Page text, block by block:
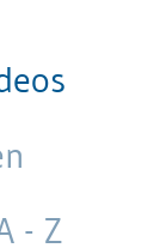
- Z